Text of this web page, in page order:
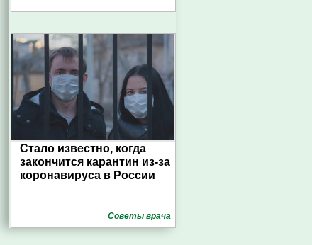
Стало известно, когда
закончится карантин из-за
коронавируса в России
Советы врача